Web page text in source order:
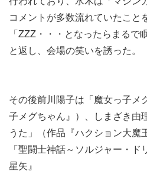
コメントが多数流れていたこと
「ZZZ・・・となったらまるで
と返し、会場の笑いを誘った。
その後​前川陽子​は「魔女っ子メ
子メグちゃん​』​）、しまざき由
うた」（作品『ハクション大魔
「聖闘士神話～ソルジャー・
星矢』​